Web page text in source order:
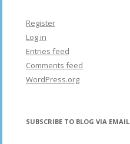
Register
Log in
Entries feed
Comments feed
WordPress.org
SUBSCRIBE TO BLOG VIA EMAIL